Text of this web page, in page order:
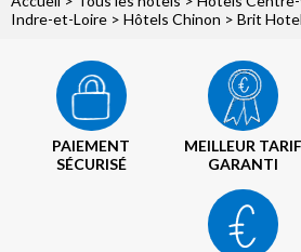
Indre-et-Loire > Hôtels Chinon > Brit
PAIEMENT
SÉCURISÉ
MEILLEUR TARIF
GARANTI